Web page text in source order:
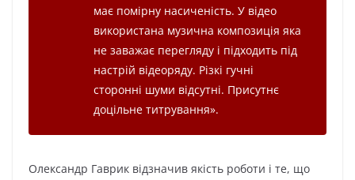
має помірну насиченість. У відео
використана музична композиція яка
не заважає перегляду і підходить під
настрій відеоряду. Різкі гучні
сторонні шуми відсутні. Присутнє
доцільне титрування».
Олександр Гаврик відзначив якість роботи і те, що